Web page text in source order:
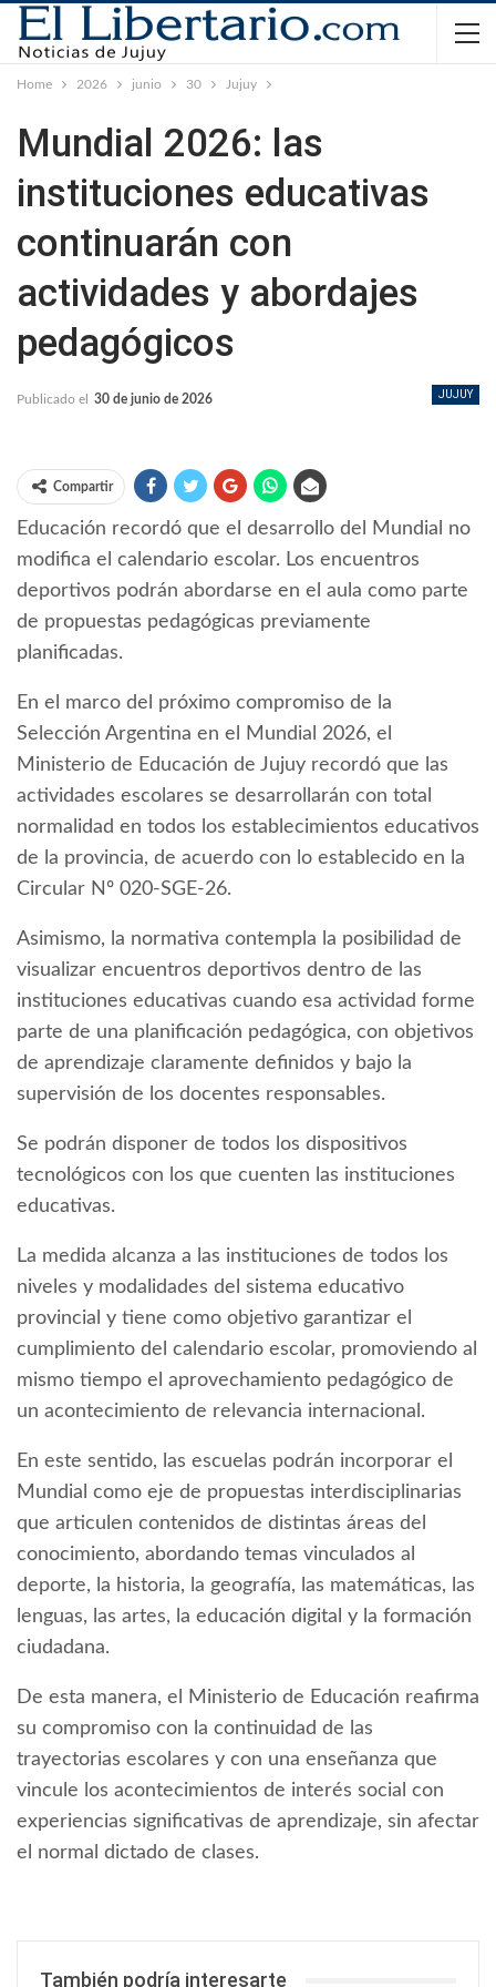
Home 2026 junio 30 Jujuy
Mundial 2026: las
instituciones educativas
continuarán con
actividades y abordajes
pedagógicos
JUJUY
Publicado el 30 de junio de 2026
Compartir
Educación recordó que el desarrollo del Mundial no
modifica el calendario escolar. Los encuentros
deportivos podrán abordarse en el aula como parte
de propuestas pedagógicas previamente
planificadas.
En el marco del próximo compromiso de la
Selección Argentina en el Mundial 2026, el
Ministerio de Educación de Jujuy recordó que las
actividades escolares se desarrollarán con total
normalidad en todos los establecimientos educativos
de la provincia, de acuerdo con lo establecido en la
Circular Nº 020-SGE-26.
Asimismo, la normativa contempla la posibilidad de
visualizar encuentros deportivos dentro de las
instituciones educativas cuando esa actividad forme
parte de una planificación pedagógica, con objetivos
de aprendizaje claramente definidos y bajo la
supervisión de los docentes responsables.
Se podrán disponer de todos los dispositivos
tecnológicos con los que cuenten las instituciones
educativas.
La medida alcanza a las instituciones de todos los
niveles y modalidades del sistema educativo
provincial y tiene como objetivo garantizar el
cumplimiento del calendario escolar, promoviendo al
mismo tiempo el aprovechamiento pedagógico de
un acontecimiento de relevancia internacional.
En este sentido, las escuelas podrán incorporar el
Mundial como eje de propuestas interdisciplinarias
que articulen contenidos de distintas áreas del
conocimiento, abordando temas vinculados al
deporte, la historia, la geografía, las matemáticas, las
lenguas, las artes, la educación digital y la formación
ciudadana.
De esta manera, el Ministerio de Educación reafirma
su compromiso con la continuidad de las
trayectorias escolares y con una enseñanza que
vincule los acontecimientos de interés social con
experiencias significativas de aprendizaje, sin afectar
el normal dictado de clases.
También podría interesarte